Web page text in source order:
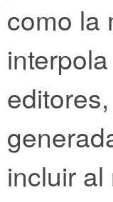
como la
incluir